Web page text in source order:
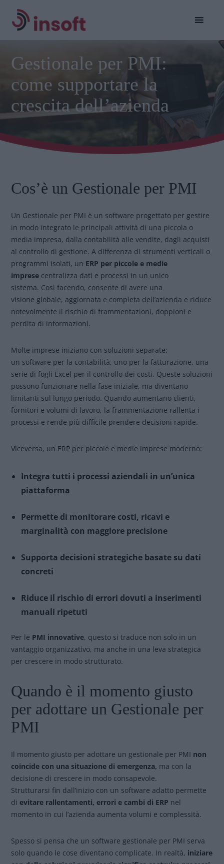
Gestionale per PMI:
come supportare la
crescita dell’azienda
Cos’è un Gestionale per PMI
Un Gestionale per PMI è un software progettato per gestire
in modo integrato le principali attività di una piccola o
media impresa, dalla contabilità alle vendite, dagli acquisti
al controllo di gestione. A differenza di strumenti verticali o
programmi isolati, un ERP per piccole e medie
imprese centralizza dati e processi in un unico
sistema. Così facendo, consente di avere una
visione globale, aggiornata e completa dell’azienda e riduce
notevolmente il rischio di frammentazioni, doppioni e
perdita di informazioni.
Molte imprese iniziano con soluzioni separate:
un software per la contabilità, uno per la fatturazione, una
serie di fogli Excel per il controllo dei costi. Queste soluzioni
possono funzionare nella fase iniziale, ma diventano
limitanti sul lungo periodo. Quando aumentano clienti,
fornitori e volumi di lavoro, la frammentazione rallenta i
processi e rende più difficile prendere decisioni rapide.
Viceversa, un ERP per piccole e medie imprese moderno:
Integra tutti i processi aziendali in un’unica
piattaforma
Permette di monitorare costi, ricavi e
marginalità con maggiore precisione
Supporta decisioni strategiche basate su dati
concreti
Riduce il rischio di errori dovuti a inserimenti
manuali ripetuti
Per le PMI innovative, questo si traduce non solo in un
vantaggio organizzativo, ma anche in una leva strategica
per crescere in modo strutturato.
Quando è il momento giusto
per adottare un Gestionale per
PMI
Il momento giusto per adottare un gestionale per PMI non
coincide con una situazione di emergenza, ma con la
decisione di crescere in modo consapevole.
Strutturarsi fin dall’inizio con un software adatto permette
di evitare rallentamenti, errori e cambi di ERP nel
momento in cui l’azienda aumenta volumi e complessità.
Spesso si pensa che un software gestionale per PMI serva
solo quando le cose diventano complicate. In realtà, iniziare